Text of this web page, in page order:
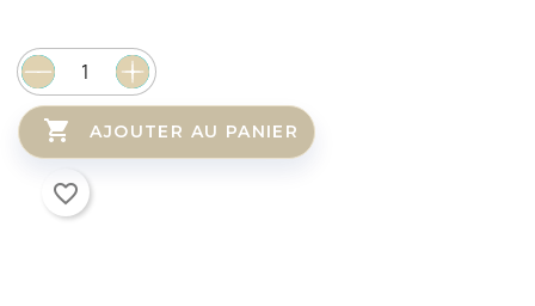
 AJOUTER AU PANIER
favorite_border